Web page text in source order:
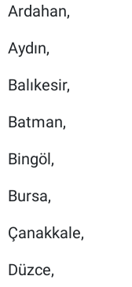
Ardahan,
Aydın,
Balıkesir,
Batman,
Bingöl,
Bursa,
Çanakkale,
Düzce,